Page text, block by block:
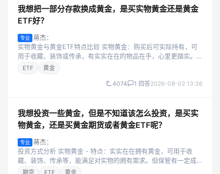
我想把一部分存款换成黄金，是买实物黄金还是黄金
ETF好？
专业
蒋杰：
实物黄金与黄金ETF特点比较 实物黄金：购买后可实际持有，可
用于收藏、装饰或传承，有实实在在的物品在手，心里更踏实。
但保管有一定成本，比如需要安全的存放地点，还可能有磨损等
ETF 黄金
4074 1 回答2026-08-02 13:36
我想投资一些黄金，但是不知道该怎么投资，是买实
物黄金，还是买黄金期货或者黄金ETF呢？
专业
蒋杰：
投资方式分析 实物黄金 - 特点：实实在在拥有黄金，可用于收
藏、装饰、传承等，能满足对实物的拥有需求。但保管有一定成
本和风险，如存储安全、鉴定费用等。买卖手续费较高，变现时
期货 ETF 黄金